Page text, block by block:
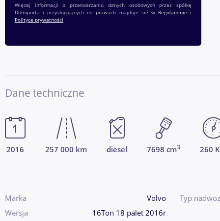
Więcej informacji o przetwarzaniu danych osobowych przez spółkę
Domiporta i przysługujących mi prawach znajduje się w Regulaminie i
Polityce prywatności
Dane techniczne
2016 257 000 km diesel 7698 cm3 260
Marka
Volvo
Wersja
16Ton 18 palet 2016r
Typ